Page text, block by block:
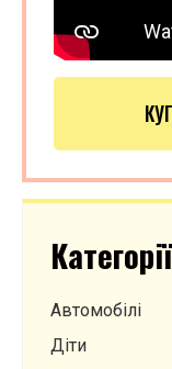
Автомобілі
Діти